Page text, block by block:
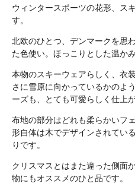
ウィンタースポーツの花形、ス
す。
北欧のひとつ、デンマークを思
た色使い。ほっこりとした温か
本物のスキーウェアらしく、衣
さに雪原に向かっているかのよ
ーズも、とても可愛らしく仕上
布地の部分はどれも柔らかいフ
形自体は木でデザインされてい
りです。
クリスマスとはまた違った側面
物にもオススメのひと品です。